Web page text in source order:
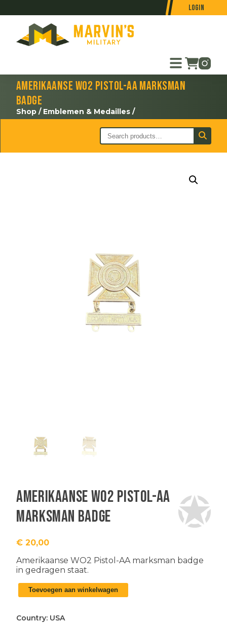
Login
Amerikaanse WO2 Pistol-AA marksman
badge
Shop / Emblemen & Medailles /
Amerikaanse WO2 Pistol-AA
marksman badge
€ 20,00
Amerikaanse WO2 Pistol-AA marksman badge
in gedragen staat.
Amerikaanse
WO2
AA
Toevoegen aan winkelwagen
Country: USA